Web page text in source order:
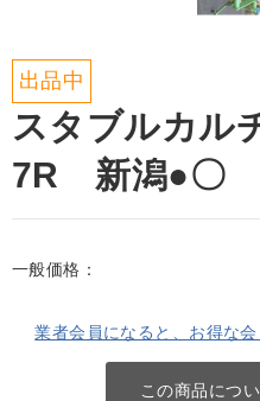
出品中
スタブルカル
7R 新潟●〇
一般価格：
業者会員になると、お得な
この商品につ